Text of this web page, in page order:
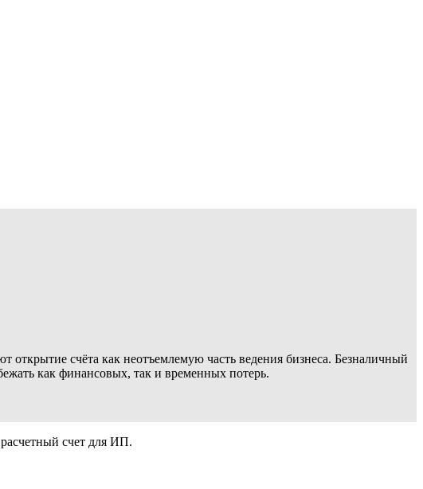
счёта как неотъемлемую часть ведения бизнеса. Безналичный
как финансовых, так и временных потерь.
счет для ИП.